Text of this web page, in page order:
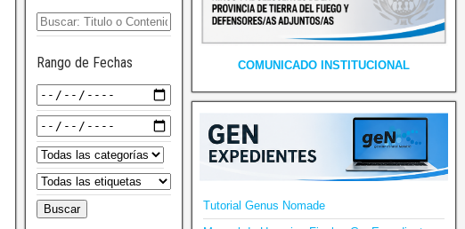
Rango de Fechas COMUNICADO INSTITUCIONAL
Tutorial Genus Nomade